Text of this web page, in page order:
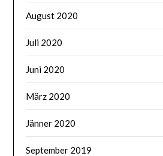
August 2020
Juli 2020
Juni 2020
März 2020
Jänner 2020
September 2019